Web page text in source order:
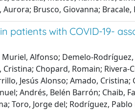
Brusco, Giovanna;
with COVID-19-
Alfonso; Demelo-
Chopard, Romain;
Jesús Alonso; Amado,
Andrés, Belén Barrón; Chaib,
Toro, Jorge del; Rodríguez,